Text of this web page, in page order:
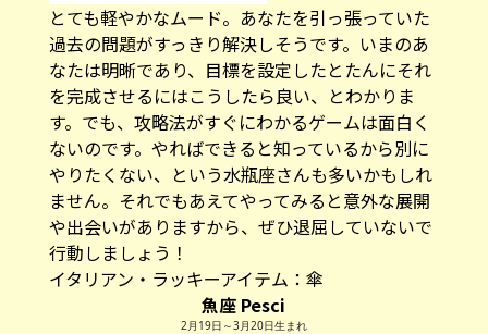
とても軽やかなムード。あなたを引っ張っていた
過去の問題がすっきり解決しそうです。いまのあ
なたは明晰であり、目標を設定したとたんにそれ
を完成させるにはこうしたら良い、とわかりま
す。でも、攻略法がすぐにわかるゲームは面白く
ないのです。やればできると知っているから別に
やりたくない、という水瓶座さんも多いかもしれ
ません。それでもあえてやってみると意外な展開
や出会いがありますから、ぜひ退屈していないで
行動しましょう！
イタリアン・ラッキーアイテム： 傘
魚座 Pesci
2月19日～3月20日生まれ